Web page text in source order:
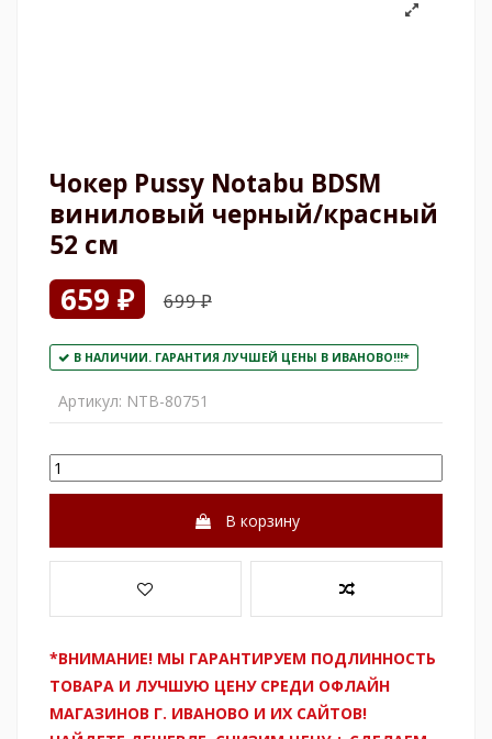
Чокер Pussy Notabu BDSM
виниловый черный/красный
52 см
659 ₽ 699 ₽
В НАЛИЧИИ. ГАРАНТИЯ ЛУЧШЕЙ ЦЕНЫ В ИВАНОВО!!!*
Артикул: NTB-80751
В корзину
*ВНИМАНИЕ! МЫ ГАРАНТИРУЕМ ПОДЛИННОСТЬ
ТОВАРА И ЛУЧШУЮ ЦЕНУ СРЕДИ ОФЛАЙН
МАГАЗИНОВ Г. ИВАНОВО И ИХ САЙТОВ!